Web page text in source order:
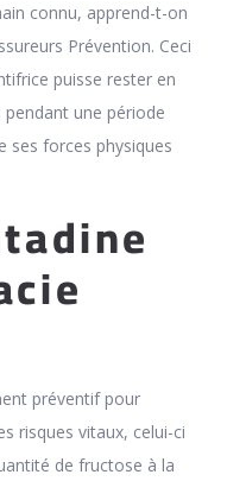
connu, apprend-t-on
Prévention. Ceci
puisse rester en
une période
ses forces physiques
préventif pour
risques vitaux, celui-ci
de fructose à la